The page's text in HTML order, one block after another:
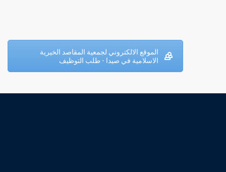
الموقع الالكتروني لجمعية المقاصد الخيرية
الاسلامية في صيدا - طلب التوظيف